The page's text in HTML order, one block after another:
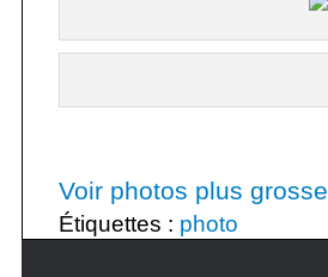
Voir photos plus grosse
Étiquettes : photo